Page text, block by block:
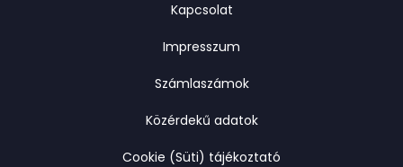
Kapcsolat
Impresszum
Számlaszámok
Közérdekű adatok
Cookie (Süti) tájékoztató